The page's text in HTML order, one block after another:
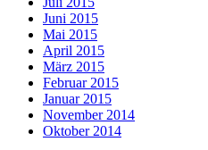
Juni 2015
Mai 2015
April 2015
März 2015
Februar 2015
Januar 2015
November 2014
Oktober 2014